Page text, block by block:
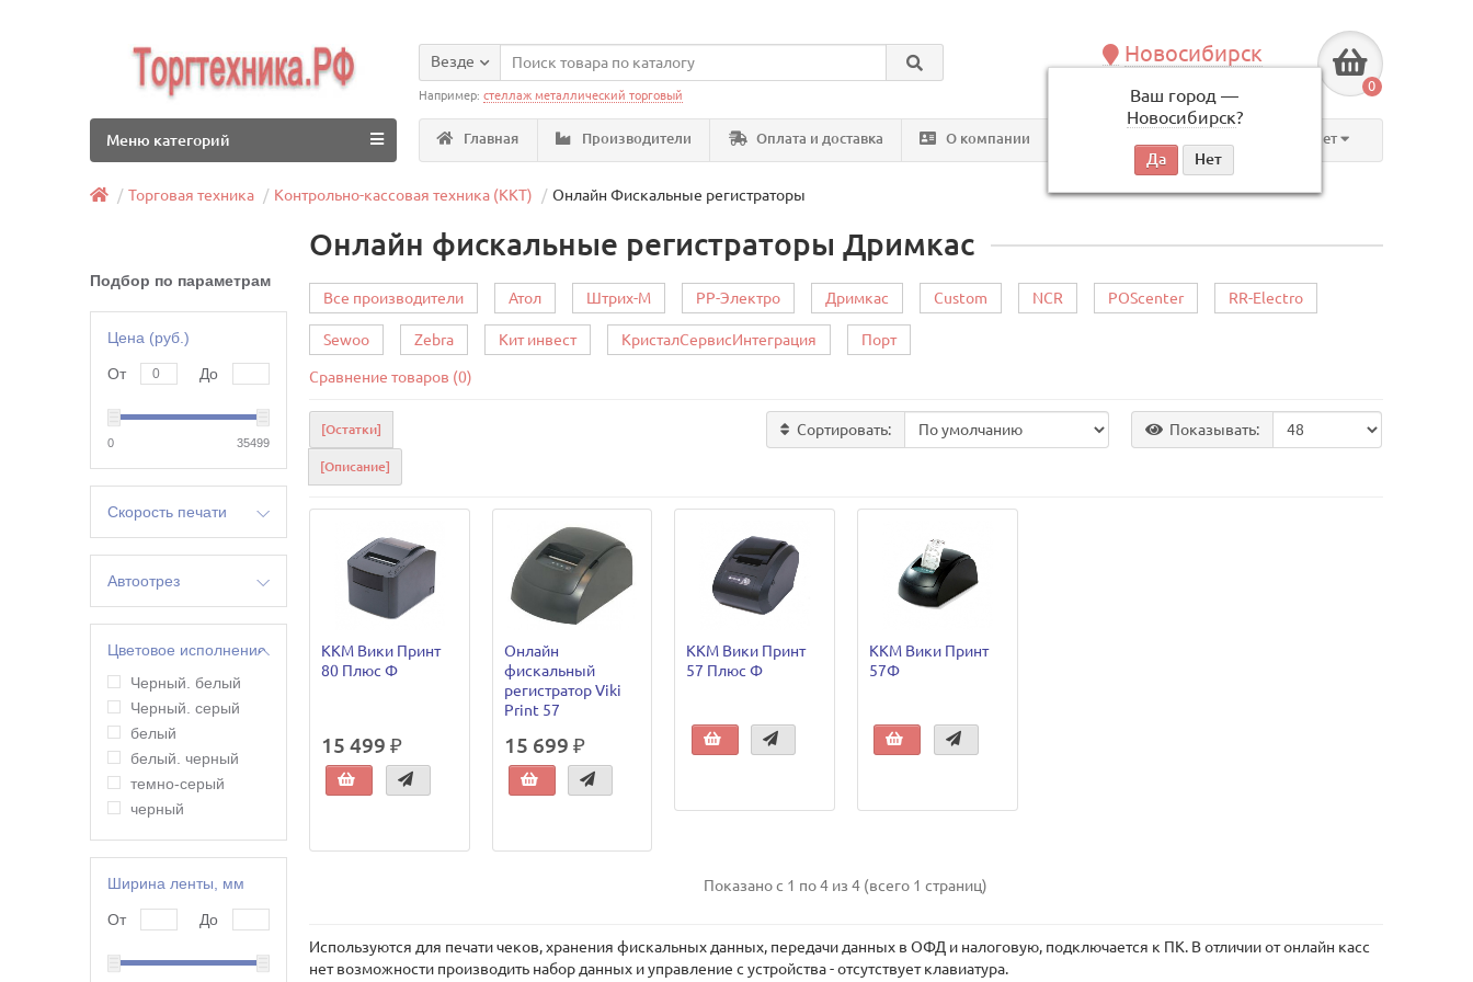
Новосибирск
Ваш город —
Новосибирск?
по будням, с 09:00 до 18:00
0
Везде
Например:стеллаж металлический торговый
Главная Производители Оплата и доставка О компании Личный кабинет
Меню категорий
Торговая техника Контрольно-кассовая техника (ККТ) Онлайн Фискальные регистраторы
Подбор по параметрам
Цена (руб.)
От До
0 35499
Скорость печати
14 строк/сек
200 мм/сек
250 мм/сек
3 строки/сек
300 мм/сек
60 мм/сек
75 мм/сек
8 строк/сек
Автоотрез
да
нет
Цветовое исполнение
Черный. белый
Черный. серый
белый
белый. черный
темно-серый
черный
Ширина ленты, мм
От До
Онлайн фискальные регистраторы Дримкас
Все производители Атол Штрих-М РР-Электро Дримкас Custom NCR POScenter RR-Electro
Sewoo Zebra Кит инвест КристалСервисИнтеграция Порт
Сравнение товаров (0)
[Остатки]
[Описание]
Сортировать: Показывать:
ККМ Вики Принт
80 Плюс Ф
15 499 ₽
Онлайн
фискальный
регистратор Viki
Print 57
15 699 ₽
ККМ Вики Принт
57 Плюс Ф
ККМ Вики Принт
57Ф
Показано с 1 по 4 из 4 (всего 1 страниц)
Используются для печати чеков, хранения фискальных данных, передачи данных в ОФД и налоговую, подключается к ПК. В отличии от онлайн касс
нет возможности производить набор данных и управление с устройства - отсутствует клавиатура.